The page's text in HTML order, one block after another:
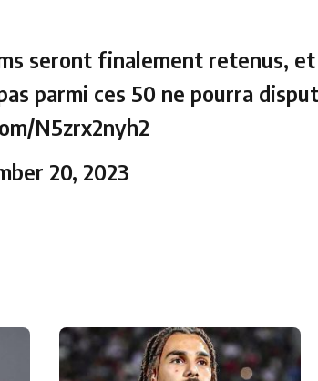
seront finalement retenus, et
parmi ces 50 ne pourra
N5zrx2nyh2
20, 2023